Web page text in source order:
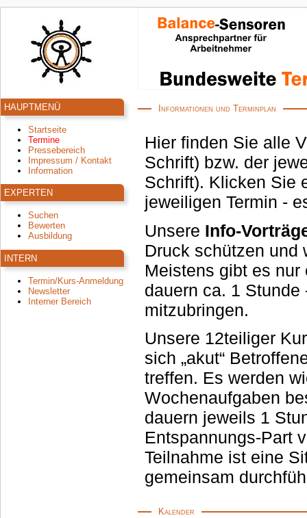
HAUPTMENÜ
Startseite
Termine
Pressebereich
Impressum / Kontakt
Information
EXPERTEN
Suchen
Bewerten
Ausbildung
INTERN
Termin/Kurs-Anmeldung
Newsletter
Interner Bereich
Informationen und Terminplan
Hier finden Sie alle
Schrift) bzw. der jeweiligen Zentren, der Balance-Helpcenter (in roter
Schrift). Klicken Sie einfach auf das
jeweiligen Termin -
Unsere Info-
Druck schützen und welche Körper-Signale
Meistens gibt es nur
dauern ca. 1 Stunde - und Sie sind eingeladen, Ihren Partner
mitzubringen.
Unsere 12teiliger
sich „akut“ Betroffene und „demnächst“ Betroffene einmal pro
treffen. Es werden wichtige
Wochenaufgaben
dauern jeweils 1 Stunde, haben dann auch noch danach einen
Entspannungs-Part von
Teilnahme ist eine
gemeinsam
Kalender